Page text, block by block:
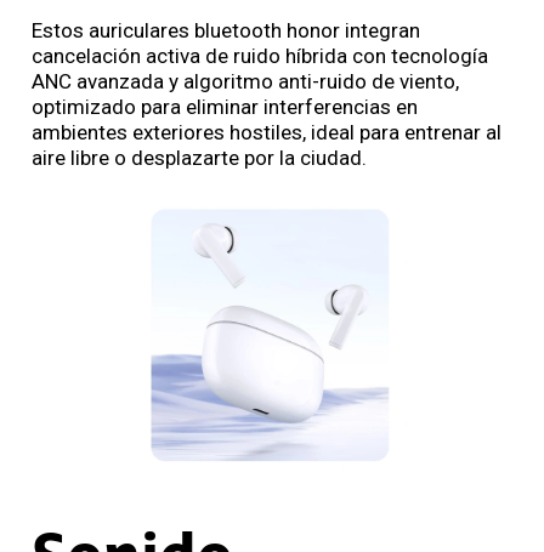
Estos auriculares bluetooth honor integran
cancelación activa de ruido híbrida con tecnología
ANC avanzada y algoritmo anti-ruido de viento,
optimizado para eliminar interferencias en
ambientes exteriores hostiles, ideal para entrenar al
aire libre o desplazarte por la ciudad.